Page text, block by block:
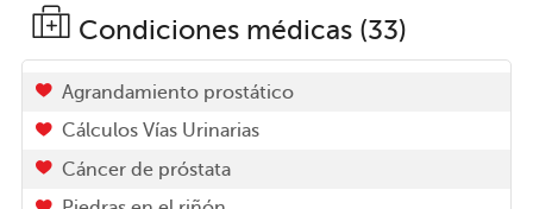
Condiciones médicas (33)
Agrandamiento prostático
Cálculos Vías Urinarias
Cáncer de próstata